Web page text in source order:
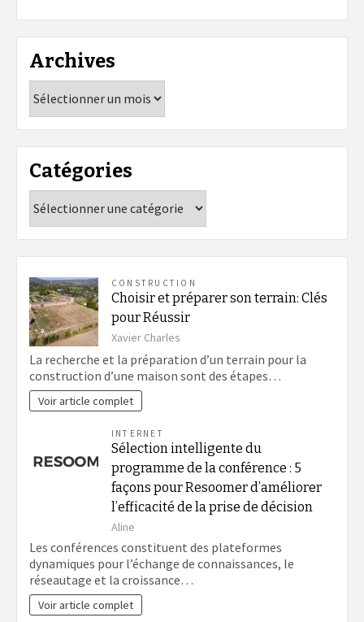
Archives
Catégories
CONSTRUCTION
Choisir et préparer son terrain: Clés
pour Réussir
Xavier Charles
La recherche et la préparation d’un terrain pour la
construction d’une maison sont des étapes…
Voir article complet
INTERNET
Sélection intelligente du
programme de la conférence : 5
façons pour Resoomer d’améliorer
l’efficacité de la prise de décision
Aline
Les conférences constituent des plateformes
dynamiques pour l’échange de connaissances, le
réseautage et la croissance…
Voir article complet